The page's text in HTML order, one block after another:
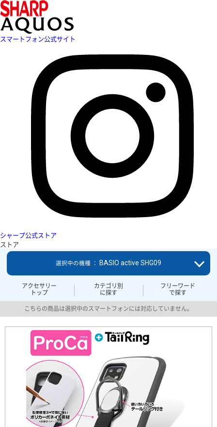
スマートフォン公式サイト
シャープ公式ストア
ストア
アクセサリー
トップ
カテゴリ別
に探す
フリーワード
で探す
選択中の機種 ： BASIO active SHG09
こちらの商品は選択中のスマートフォンには対応していません。